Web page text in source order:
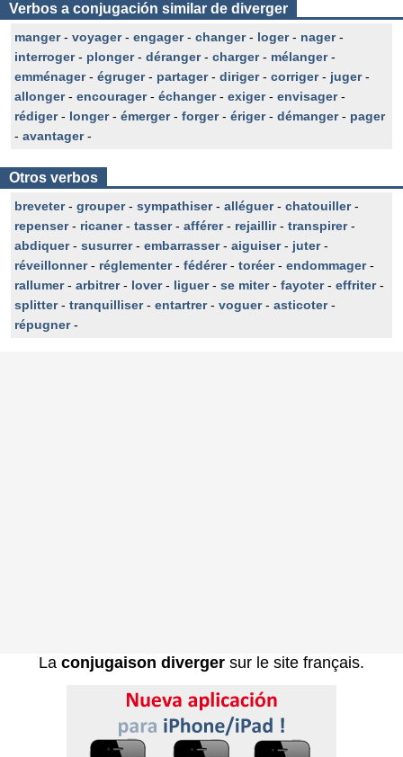
Verbos a conjugación similar de diverger
manger- voyager- engager- changer- loger- nager-
interroger- plonger- déranger- charger- mélanger-
emménager- égruger- partager- diriger- corriger- juger-
allonger- encourager- échanger- exiger- envisager-
rédiger- longer- émerger- forger- ériger- démanger- pager
- avantager-
Otros verbos
breveter- grouper- sympathiser- alléguer- chatouiller-
repenser- ricaner- tasser- afférer- rejaillir- transpirer-
abdiquer- susurrer- embarrasser- aiguiser- juter-
réveillonner- réglementer- fédérer- toréer- endommager-
rallumer- arbitrer- lover- liguer- se miter- fayoter- effriter-
splitter- tranquilliser- entartrer- voguer- asticoter-
répugner-
La conjugaison diverger sur le site français.